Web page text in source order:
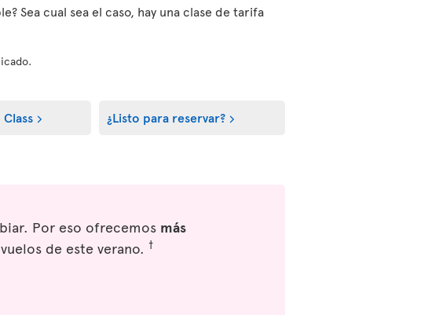
Sea cual sea el caso, hay una clase de tarifa
¿Listo para reservar?
Por eso ofrecemos más
de este verano. †